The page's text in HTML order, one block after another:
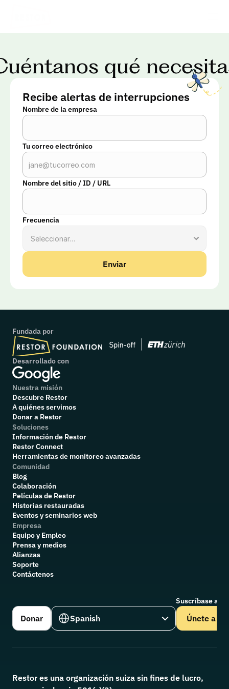
qué
Recibe alertas de interrupciones
Nombre de la empresa
Tu correo electrónico
Nombre del sitio / ID / URL
Frecuencia
Enviar
Fundada por
Desarrollado con
Nuestra misión
Descubre Restor
A quiénes servimos
Donar a Restor
Soluciones
Información de Restor
Restor Connect
Herramientas de monitoreo avanzadas
Comunidad
Blog
Colaboración
Películas de Restor
Historias restauradas
Eventos y seminarios web
Empresa
Equipo y Empleo
Prensa y medios
Alianzas
Soporte
Contáctenos
Donar
Select Language
Spanish
Suscríbase a
Únete a
Restor es una organización suiza sin fines de lucro,